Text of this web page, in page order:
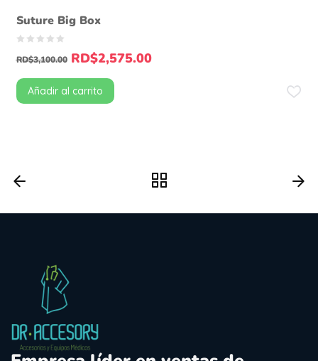
Suture Big Box
RD$3,100.00 RD$2,575.00
Añadir al carrito